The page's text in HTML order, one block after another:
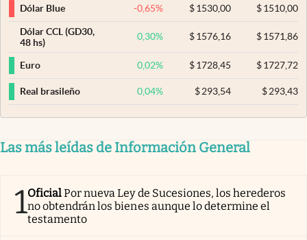
Dólar Blue -0,65% $ 1530,00 $1510,00
Dólar CCL (GD30,
48 hs)
0,30% $ 1576,16 $1571,86
Euro 0,02% $ 1728,45 $1727,72
Real brasileño 0,04% $ 293,54 $293,43
Las más leídas de Información General
1OficialPor nueva Ley de Sucesiones, los herederos
no obtendrán los bienes aunque lo determine el
testamento